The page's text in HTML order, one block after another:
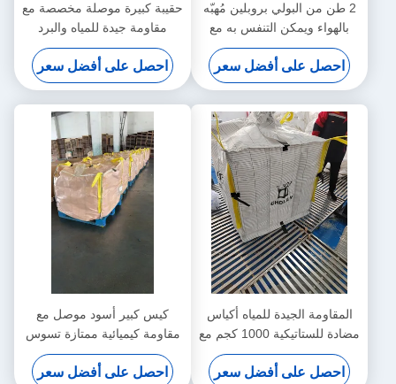
2 طن من البولي بروبلين مُهبّه
بالهواء ويمكن التنفس به مع
مقاومة كيميائية ممتازة ونسيج
موصل
احصل على أفضل سعر
حقيبة كبيرة موصلة مخصصة مع
مقاومة جيدة للمياه والبرد
احصل على أفضل سعر
المقاومة الجيدة للمياه أكياس
مضادة للستاتيكية 1000 كجم مع
قوة الختم جيد
احصل على أفضل سعر
كيس كبير أسود موصل مع
مقاومة كيميائية ممتازة تسوس
ثابت 0.5 ثانية
احصل على أفضل سعر